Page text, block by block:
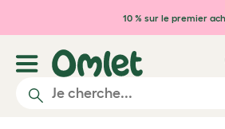
Passer au contenu principal
10 % sur le premier